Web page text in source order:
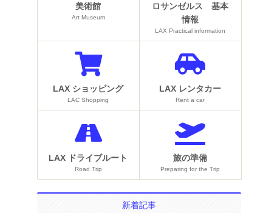
美術館
Art Museum
ロサンゼルス 基本
情報
LAX Practical information
LAX ショッピング
LAC Shopping
LAX レンタカー
Rent a car
LAX ドライブルート
Road Trip
旅の準備
Preparing for the Trip
新着記事